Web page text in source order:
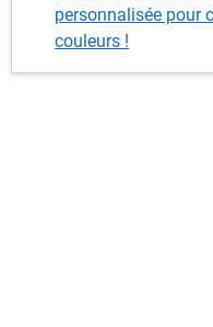
personnalisée pour
couleurs !